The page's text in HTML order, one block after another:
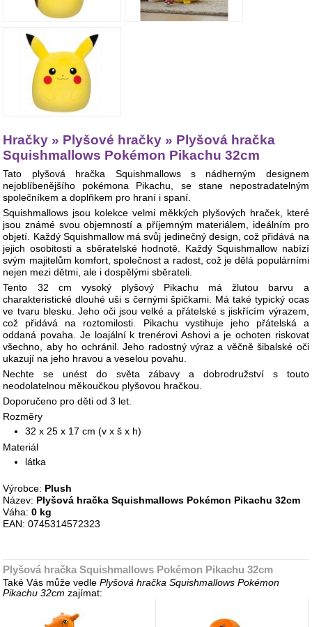
Hračky » Plyšové hračky » Plyšová hračka
Squishmallows Pokémon Pikachu 32cm
Tato plyšová hračka Squishmallows s nádherným designem
nejoblíbenějšího pokémona Pikachu, se stane nepostradatelným
společníkem a doplňkem pro hraní i spaní.
Squishmallows jsou kolekce velmi měkkých plyšových hraček, které
jsou známé svou objemností a příjemným materiálem, ideálním pro
objetí. Každý Squishmallow má svůj jedinečný design, což přidává na
jejich osobitosti a sběratelské hodnotě. Každý Squishmallow nabízí
svým majitelům komfort, společnost a radost, což je dělá populárními
nejen mezi dětmi, ale i dospělými sběrateli.
Tento 32 cm vysoký plyšový Pikachu má žlutou barvu a
charakteristické dlouhé uši s černými špičkami. Má také typický ocas
ve tvaru blesku. Jeho oči jsou velké a přátelské s jiskřícím výrazem,
což přidává na roztomilosti. Pikachu vystihuje jeho přátelská a
oddaná povaha. Je loajální k trenérovi Ashovi a je ochoten riskovat
všechno, aby ho ochránil. Jeho radostný výraz a věčně šibalské oči
ukazují na jeho hravou a veselou povahu.
Nechte se unést do světa zábavy a dobrodružství s touto
neodolatelnou měkoučkou plyšovou hračkou.
Doporučeno pro děti od 3 let.
Rozměry
32 x 25 x 17 cm (v x š x h)
Materiál
látka
Výrobce: Plush
Název: Plyšová hračka Squishmallows Pokémon Pikachu 32cm
Váha:0 kg
EAN: 0745314572323
Plyšová hračka Squishmallows Pokémon Pikachu 32cm
Také Vás může vedlePlyšová hračka Squishmallows Pokémon
Pikachu 32cm zajímat: